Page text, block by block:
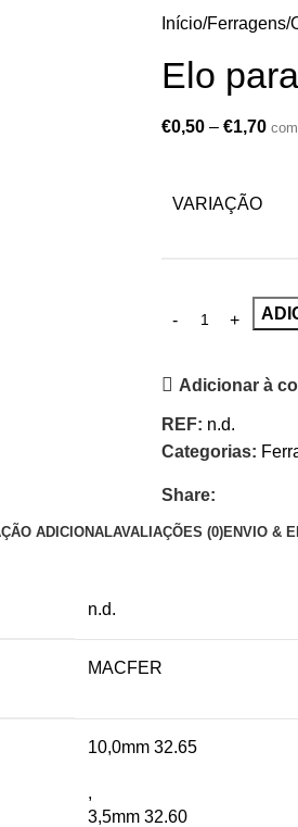
Início Ferragens
Elo
€0,50 – €1,70
VARIAÇÃO
Adicionar à
REF: n.d.
Categorias:
Share:
ADICIONALAVALIAÇÕES (0)ENVIO &
n.d.
MACFER
10,0mm 32.65
,
3,5mm 32.60